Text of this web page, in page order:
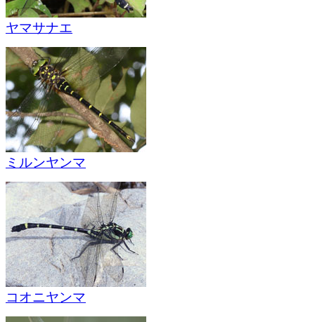
ヤマサナエ
ミルンヤンマ
コオニヤンマ